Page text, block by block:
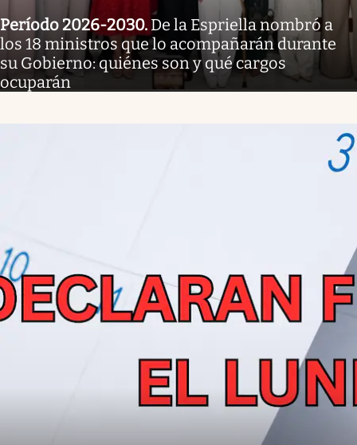
Período 2026-2030. De la Espriella nombró a
los 18 ministros que lo acompañarán durante
su Gobierno: quiénes son y qué cargos
ocuparán